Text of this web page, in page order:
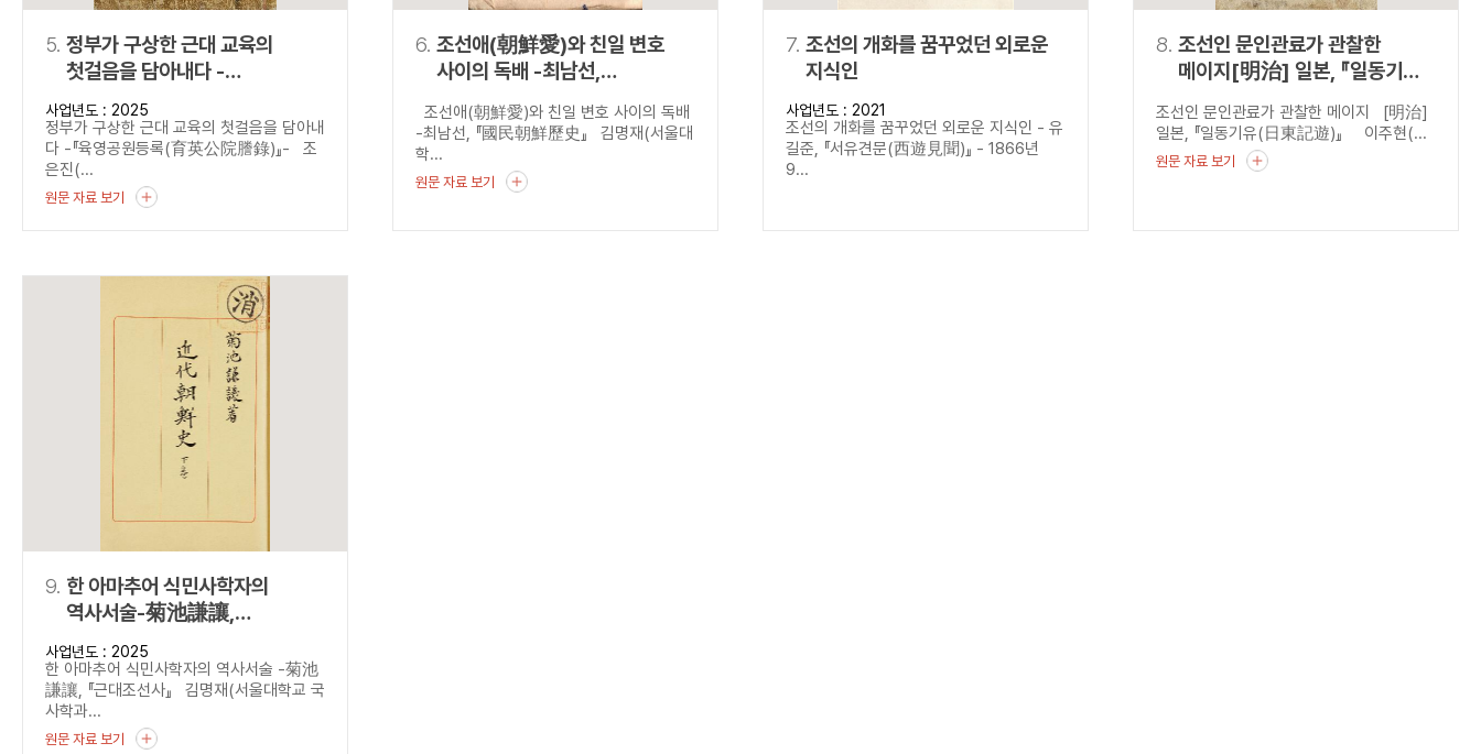
5. 정부가 구상한 근대 교육의
첫걸음을 담아내다 -
『육영공원등록
(育英公院謄錄)』-
사업년도 : 2025
정부가 구상한 근대 교육의 첫걸음을 담아내
다 -『육영공원등록(育英公院謄錄)』- 조
은진(...
원문 자료 보기
6. 조선애(朝鮮愛)와 친일 변호
사이의 독배 -최남선,
『國民朝鮮歷史』
조선애(朝鮮愛)와 친일 변호 사이의 독배
-최남선, 『國民朝鮮歷史』 김명재(서울대
학...
원문 자료 보기
7. 조선의 개화를 꿈꾸었던 외로운
지식인
사업년도 : 2021
조선의 개화를 꿈꾸었던 외로운 지식인 - 유
길준, 『서유견문(西遊見聞)』 - 1866년
9...
8. 조선인 문인관료가 관찰한
메이지[明治] 일본, 『일동기유
조선인 문인관료가 관찰한 메이지 [明治]
일본, 『일동기유(日東記遊)』 이주현(...
원문 자료 보기
9. 한 아마추어 식민사학자의
역사서술-菊池謙讓,
『근대조선사』
사업년도 : 2025
한 아마추어 식민사학자의 역사서술 -菊池
謙讓, 『근대조선사』 김명재(서울대학교 국
사학과...
원문 자료 보기